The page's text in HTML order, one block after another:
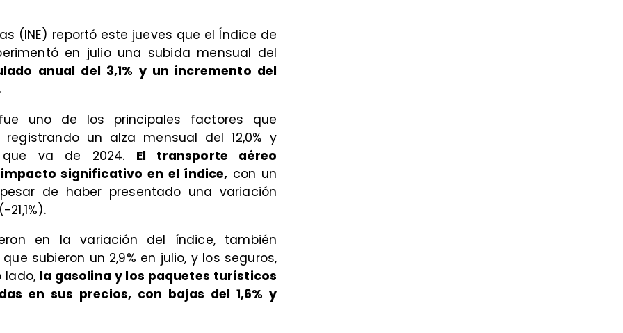
(INE) reportó este jueves que el Índice de
en julio una subida mensual del
anual del 3,1% y un incremento del
uno de los principales factores que
un alza mensual del 12,0% y
que va de 2024. El transporte aéreo
significativo en el índice, con un
de haber presentado una variación
en la variación del índice, también
subieron un 2,9% en julio, y los seguros,
lado, la gasolina y los paquetes turísticos
en sus precios, con bajas del 1,6% y